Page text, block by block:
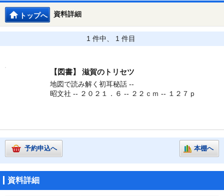
資料詳細
トップへ
1 件中、 1 件目
【図書】 滋賀のトリセツ
地図で読み解く初耳秘話 --
昭文社 -- ２０２１．６ -- ２２ｃｍ -- １２７ｐ
予約申込へ 本棚へ
資料詳細